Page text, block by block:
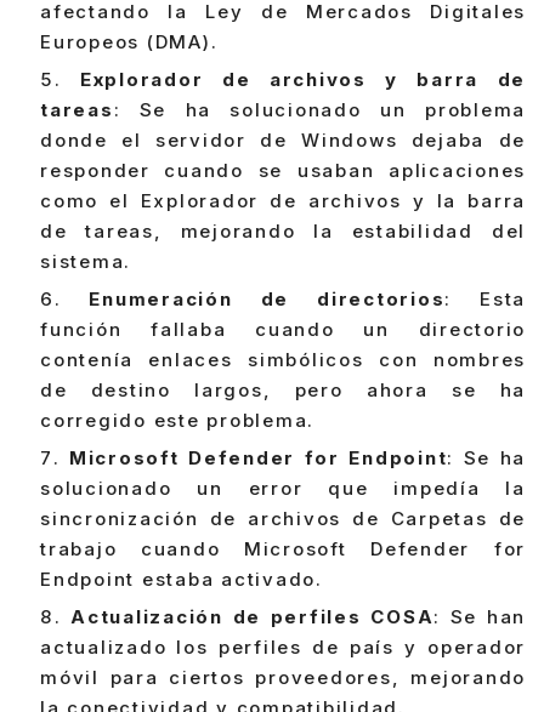
afectando la Ley de Mercados Digitales
Europeos (DMA).
Explorador de archivos y barra de
tareas : Se ha solucionado un problema
donde el servidor de Windows dejaba de
responder cuando se usaban aplicaciones
como el Explorador de archivos y la barra
de tareas, mejorando la estabilidad del
sistema.
Enumeración de directorios: Esta
función fallaba cuando un directorio
contenía enlaces simbólicos con nombres
de destino largos, pero ahora se ha
corregido este problema.
Microsoft Defender for Endpoint: Se ha
solucionado un error que impedía la
sincronización de archivos de Carpetas de
trabajo cuando Microsoft Defender for
Endpoint estaba activado.
Actualización de perfiles COSA: Se han
actualizado los perfiles de país y operador
móvil para ciertos proveedores, mejorando